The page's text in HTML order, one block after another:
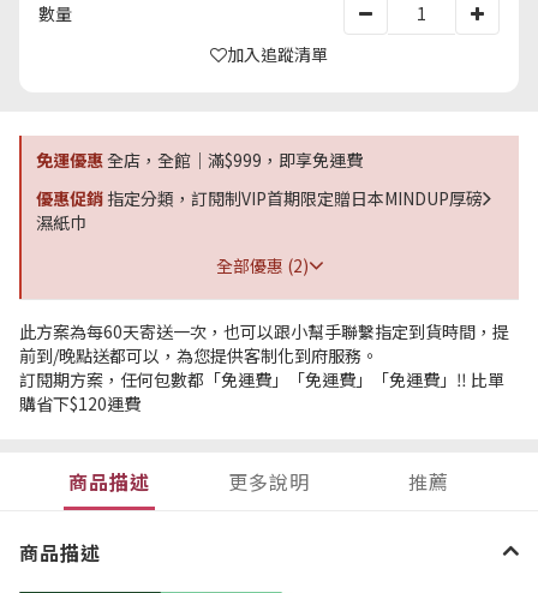
數量
加入追蹤清單
免運優惠全店，全館｜滿$999，即享免運費
優惠促銷 指定分類，訂閱制VIP首期限定贈日本MINDUP厚磅
濕紙巾
全部優惠 (2)
此方案為每60天寄送一次，也可以跟小幫手聯繫指定到貨時間，提
前到/晚點送都可以，為您提供客制化到府服務。
訂閱期方案，任何包數都「免運費」「免運費」「免運費」‼️ 比單
購省下$120運費
商品描述 更多說明 推薦
商品描述